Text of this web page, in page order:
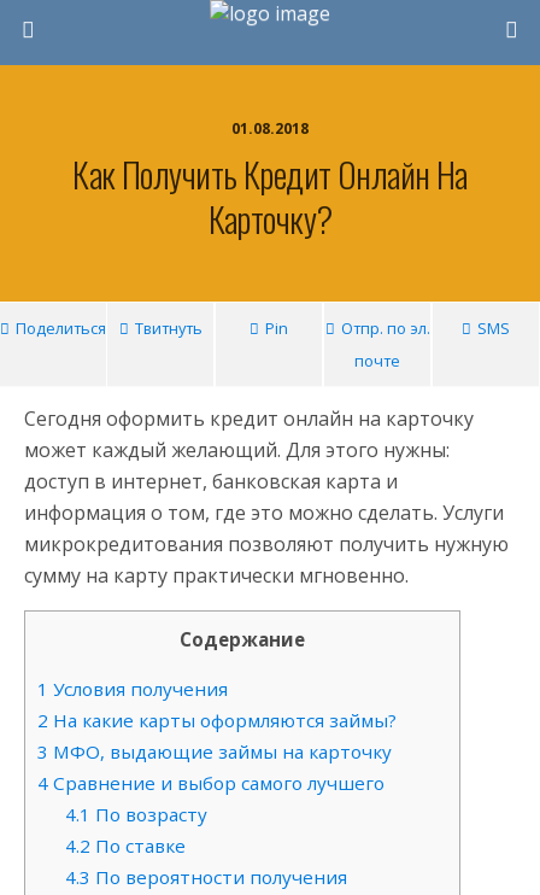
01.08.2018
Как Получить Кредит Онлайн На
Карточку?
Поделиться Твитнуть Pin
Отпр. по эл.
почте
SMS
Сегодня оформить кредит онлайн на карточку
может каждый желающий. Для этого нужны:
доступ в интернет, банковская карта и
информация о том, где это можно сделать. Услуги
микрокредитования позволяют получить нужную
сумму на карту практически мгновенно.
Содержание
1 Условия получения
2 На какие карты оформляются займы?
3 МФО, выдающие займы на карточку
4 Сравнение и выбор самого лучшего
4.1 По возрасту
4.2 По ставке
4.3 По вероятности получения